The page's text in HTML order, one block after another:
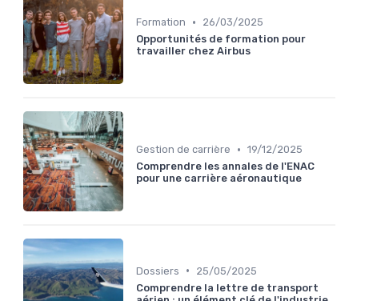
Formation •
26/03/2025
Opportunités de formation pour
travailler chez Airbus
Gestion de carrière • 19/12/2025
Comprendre les annales de l'ENAC
pour une carrière aéronautique
Dossiers •
25/05/2025
Comprendre la lettre de transport